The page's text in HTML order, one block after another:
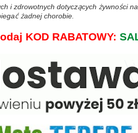
i zdrowotnych dotyczących żywności
żadnej chorobie.
KOD RABATOWY: